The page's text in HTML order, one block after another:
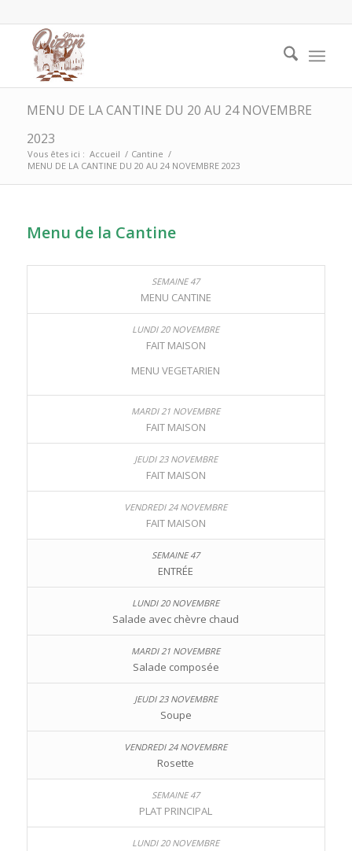
MENU DE LA CANTINE DU 20 AU 24 NOVEMBRE
2023
Vous êtes ici : Accueil / Cantine /
MENU DE LA CANTINE DU 20 AU 24 NOVEMBRE 2023
Menu de la Cantine
MENU CANTINE
FAIT MAISON
MENU VEGETARIEN
FAIT MAISON
FAIT MAISON
FAIT MAISON
ENTRÉE
Salade avec chèvre chaud
Salade composée
Soupe
Rosette
PLAT PRINCIPAL